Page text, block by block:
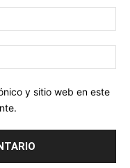
y sitio web en este